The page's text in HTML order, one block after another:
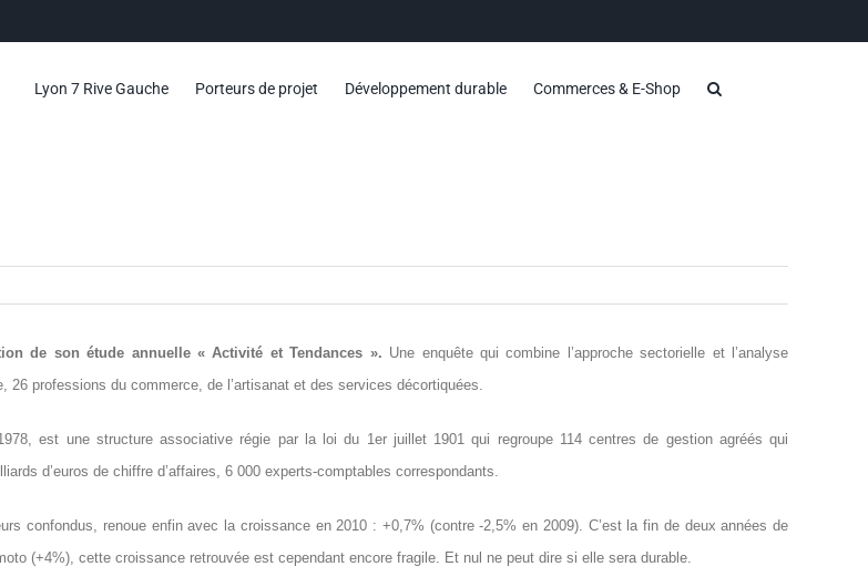
Lyon 7 Rive Gauche Porteurs de projet Développement durable Commerces & E-Shop
de son étude annuelle « Activité et Tendances ». Une enquête qui combine l’approche sectorielle et l’analyse
26 professions du commerce, de l’artisanat et des services décortiquées.
est une structure associative régie par la loi du 1er juillet 1901 qui regroupe 114 centres de gestion agréés qui
d’euros de chiffre d’affaires, 6 000 experts-comptables correspondants.
confondus, renoue enfin avec la croissance en 2010 : +0,7% (contre -2,5% en 2009). C’est la fin de deux années de
(+4%), cette croissance retrouvée est cependant encore fragile. Et nul ne peut dire si elle sera durable.